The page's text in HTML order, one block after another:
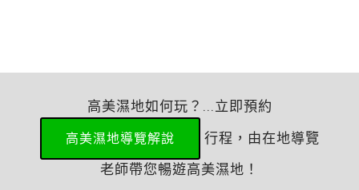
高美濕地如何玩？...立即預約
高美濕地導覽解說
行程，由在地導覽
老師帶您暢遊高美濕地！